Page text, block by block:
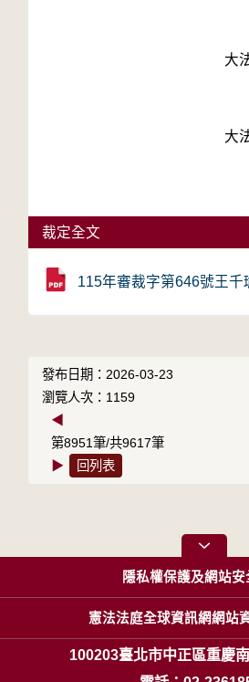
大
大
裁定全文
115年審裁字第646號王千
發布日期：2026-03-23
瀏覽人次：1159
◀
第8951筆/共9617筆
▶
回列表
隱私權保護及網站安
憲法法庭全球資訊網網站
100203臺北市中正區重慶